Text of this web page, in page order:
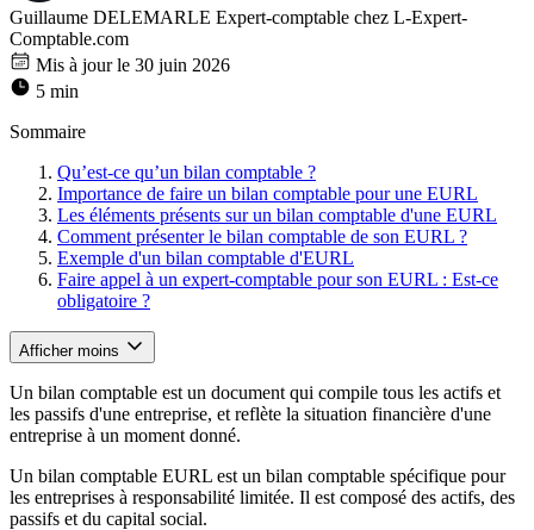
Guillaume DELEMARLE Expert-comptable chez L-Expert-
Comptable.com
Mis à jour le 30 juin 2026
5 min
Sommaire
Qu’est-ce qu’un bilan comptable ?
Importance de faire un bilan comptable pour une EURL
Les éléments présents sur un bilan comptable d'une EURL
Comment présenter le bilan comptable de son EURL ?
Exemple d'un bilan comptable d'EURL
Faire appel à un expert-comptable pour son EURL : Est-ce
obligatoire ?
Afficher moins
Un bilan comptable est un document qui compile tous les actifs et
les passifs d'une entreprise, et reflète la situation financière d'une
entreprise à un moment donné.
Un bilan comptable EURL est un bilan comptable spécifique pour
les entreprises à responsabilité limitée. Il est composé des actifs, des
passifs et du capital social.